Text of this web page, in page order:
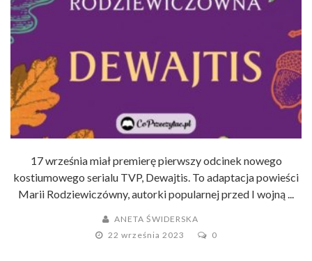
17 września miał premierę pierwszy odcinek nowego
kostiumowego serialu TVP, Dewajtis. To adaptacja powieści
Marii Rodziewiczówny, autorki popularnej przed I wojną ...
ANETA ŚWIDERSKA
22 września 2023
0